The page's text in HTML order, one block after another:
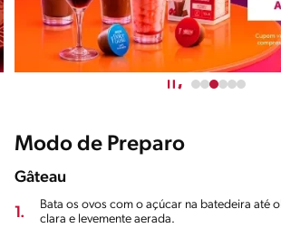
Modo de Preparo
Gâteau
1.
Bata os ovos com o açúcar na batedeira até
clara e levemente aerada.